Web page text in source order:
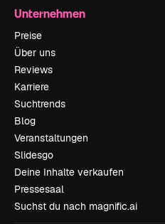
Unternehmen
Preise
Über uns
Reviews
Karriere
Suchtrends
Blog
Veranstaltungen
Slidesgo
Deine Inhalte verkaufen
Pressesaal
Suchst du nach magnific.ai